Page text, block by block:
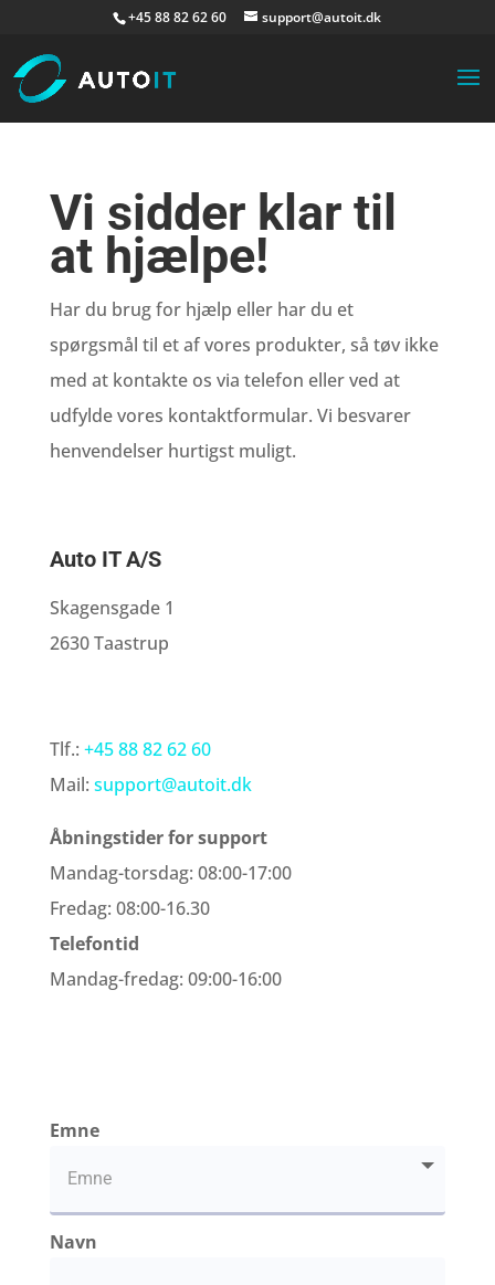
+45 88 82 62 60 support@autoit.dk
Vi sidder klar til
at hjælpe!
Har du brug for hjælp eller har du et
spørgsmål til et af vores produkter, så tøv ikke
med at kontakte os via telefon eller ved at
udfylde vores kontaktformular. Vi besvarer
henvendelser hurtigst muligt.
Auto IT A/S
Skagensgade 1
2630 Taastrup
Tlf.: +45 88 82 62 60
Mail: support@autoit.dk
Åbningstider for support
Mandag-torsdag: 08:00-17:00
Fredag: 08:00-16.30
Telefontid
Mandag-fredag: 09:00-16:00
Emne
Navn